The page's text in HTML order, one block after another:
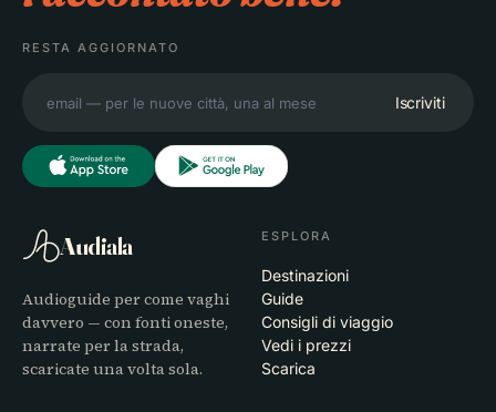
RESTA AGGIORNATO
Iscriviti
Audiala
Audioguide per come vaghi
davvero — con fonti oneste,
narrate per la strada,
scaricate una volta sola.
ESPLORA
Destinazioni
Guide
Consigli di viaggio
Vedi i prezzi
Scarica